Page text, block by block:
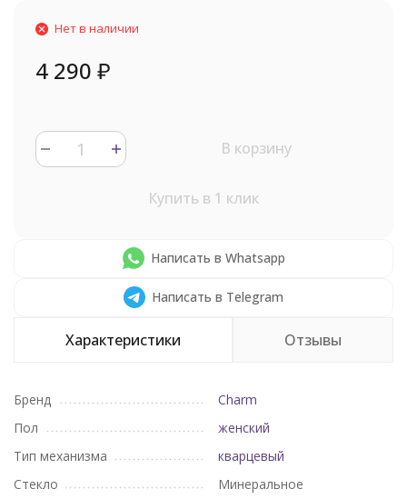
Нет в наличии
4 290 ₽
В корзину
Купить в 1 клик
Написать в Whatsapp
Написать в Telegram
Характеристики Отзывы
Бренд
Charm
Пол
женский
Тип механизма
кварцевый
Стекло
Минеральное